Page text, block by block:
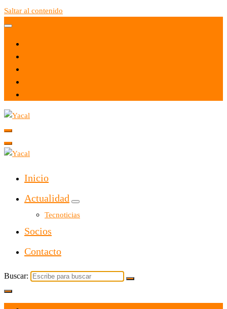
Saltar al contenido
Yacal micro hosting
Inicio
Actualidad
Tecnoticias
Socios
Contacto
Buscar: